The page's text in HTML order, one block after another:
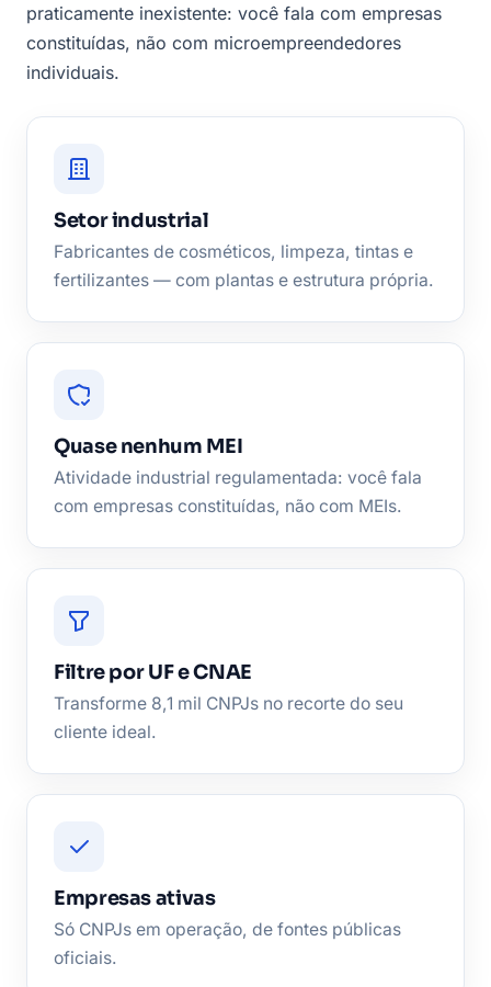
praticamente inexistente: você fala com empresas
constituídas, não com microempreendedores
individuais.
Setor industrial
Fabricantes de cosméticos, limpeza, tintas e
fertilizantes — com plantas e estrutura própria.
Quase nenhum MEI
Atividade industrial regulamentada: você fala
com empresas constituídas, não com MEIs.
Filtre por UF e CNAE
Transforme 8,1 mil CNPJs no recorte do seu
cliente ideal.
Empresas ativas
Só CNPJs em operação, de fontes públicas
oficiais.